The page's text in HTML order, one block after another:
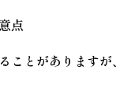
点
とがありますが、